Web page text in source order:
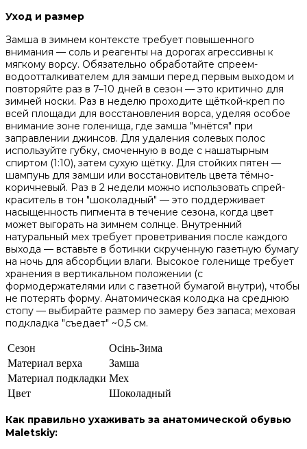
Уход и размер
Замша в зимнем контексте требует повышенного
внимания — соль и реагенты на дорогах агрессивны к
мягкому ворсу. Обязательно обработайте спреем-
водоотталкивателем для замши перед первым выходом и
повторяйте раз в 7–10 дней в сезон — это критично для
зимней носки. Раз в неделю проходите щёткой-креп по
всей площади для восстановления ворса, уделяя особое
внимание зоне голенища, где замша "мнётся" при
заправлении джинсов. Для удаления солевых полос
используйте губку, смоченную в воде с нашатырным
спиртом (1:10), затем сухую щётку. Для стойких пятен —
шампунь для замши или восстановитель цвета тёмно-
коричневый. Раз в 2 недели можно использовать спрей-
краситель в тон "шоколадный" — это поддерживает
насыщенность пигмента в течение сезона, когда цвет
может выгорать на зимнем солнце. Внутренний
натуральный мех требует проветривания после каждого
выхода — вставьте в ботинки скрученную газетную бумагу
на ночь для абсорбции влаги. Высокое голенище требует
хранения в вертикальном положении (с
формодержателями или с газетной бумагой внутри), чтобы
не потерять форму. Анатомическая колодка на среднюю
стопу — выбирайте размер по замеру без запаса; меховая
подкладка "съедает" ~0,5 см.
Сезон
Осінь-Зима
Материал верха
Замша
Материал подкладки Мех
Цвет
Шоколадный
Как правильно ухаживать за анатомической обувью
Maletskiy: